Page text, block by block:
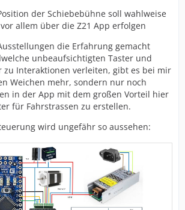
der Schiebebühne soll wahlweise
allem über die Z21 App erfolgen
die Erfahrung gemacht
unbeaufsichtigten Taster und
zu Interaktionen verleiten, gibt es bei mir
Weichen mehr, sondern nur noch
in der App mit dem großen Vorteil hier
für Fahrstrassen zu erstellen.
wird ungefähr so aussehen: